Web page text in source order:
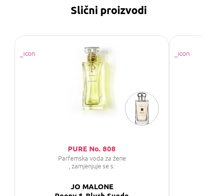
Slični proizvodi
PURE No. 808
Parfemska voda za žene
, zamjenjuje se s:
JO MALONE